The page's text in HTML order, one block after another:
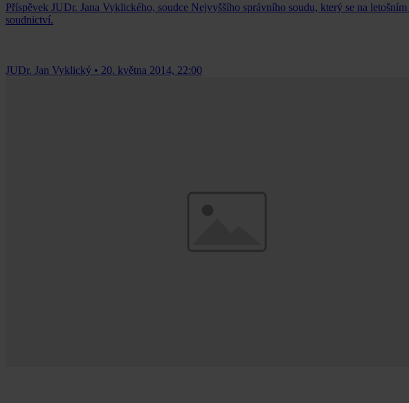
Příspěvek JUDr. Jana Vyklického, soudce Nejvyššího správního soudu, který se na
soudnictví.
JUDr. Jan Vyklický • 20. května 2014, 22:00